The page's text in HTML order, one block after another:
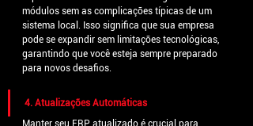
módulos sem as complicações típicas de um
sistema local. Isso significa que sua empresa
pode se expandir sem limitações tecnológicas,
garantindo que você esteja sempre preparado
para novos desafios.
4. Atualizações Automáticas